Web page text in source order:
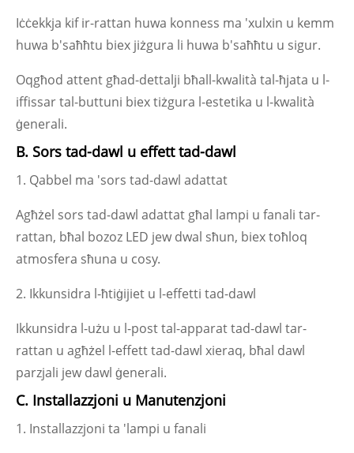
Iċċekkja kif ir-rattan huwa konness ma 'xulxin u kemm
huwa b'saħħtu biex jiżgura li huwa b'saħħtu u sigur.
Oqgħod attent għad-dettalji bħall-kwalità tal-ħjata u l-
iffissar tal-buttuni biex tiżgura l-estetika u l-kwalità
ġenerali.
B. Sors tad-dawl u effett tad-dawl
1. Qabbel ma 'sors tad-dawl adattat
Agħżel sors tad-dawl adattat għal lampi u fanali tar-
rattan, bħal bozoz LED jew dwal sħun, biex toħloq
atmosfera sħuna u cosy.
2. Ikkunsidra l-ħtiġijiet u l-effetti tad-dawl
Ikkunsidra l-użu u l-post tal-apparat tad-dawl tar-
rattan u agħżel l-effett tad-dawl xieraq, bħal dawl
parzjali jew dawl ġenerali.
C. Installazzjoni u Manutenzjoni
1. Installazzjoni ta 'lampi u fanali